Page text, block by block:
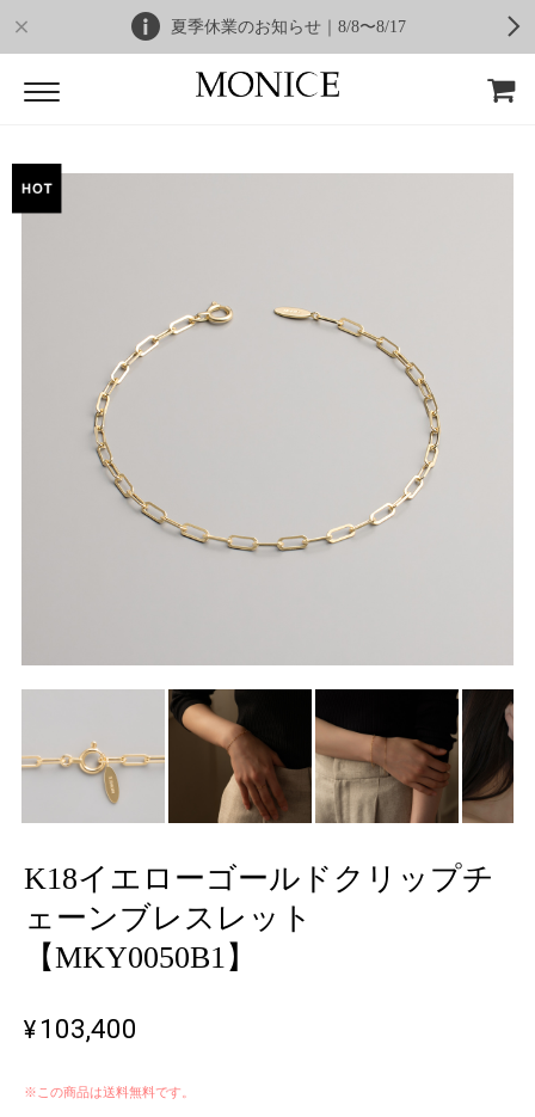
夏季休業のお知らせ｜8/8〜8/17
K18イエローゴールドクリップチ
ェーンブレスレット
【MKY0050B1】
¥103,400
※この商品は送料無料です。